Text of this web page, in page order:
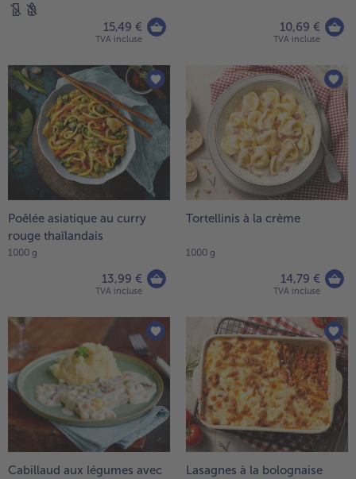
15,49 €
TVA incluse
10,69 €
TVA incluse
Poêlée asiatique au curry
rouge thaïlandais
1000 g
13,99 €
TVA incluse
Tortellinis à la crème
1000 g
14,79 €
TVA incluse
Cabillaud aux légumes avec
Lasagnes à la bolognaise